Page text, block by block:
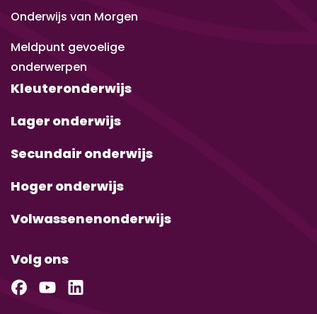
Onderwijs van Morgen
Meldpunt gevoelige
onderwerpen
Kleuteronderwijs
Lager onderwijs
Secundair onderwijs
Hoger onderwijs
Volwassenenonderwijs
Volg ons